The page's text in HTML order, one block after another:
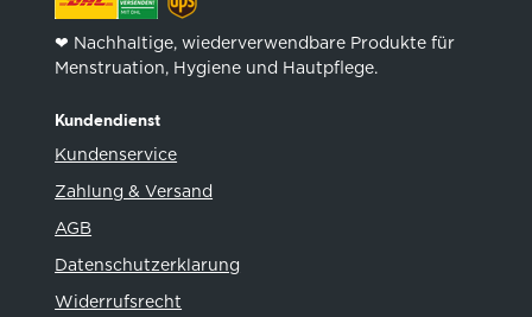
❤︎ Nachhaltige, wiederverwendbare Produkte für
Menstruation, Hygiene und Hautpflege.
Kundendienst
Kundenservice
Zahlung & Versand
AGB
Datenschutzerklarung
Widerrufsrecht